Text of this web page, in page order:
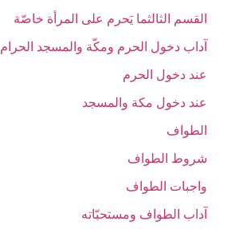
القسم الثالث‏ما يَحرم على المرأة خاصّة
آداب دخول الحرم ومكّة والمسجد الحرام‏
عند دخول الحرم‏
عند دخول مكة والمسجد
الطواف‏
شروط الطواف‏
واجبات الطواف‏
آداب الطواف ومستحبّاته‏